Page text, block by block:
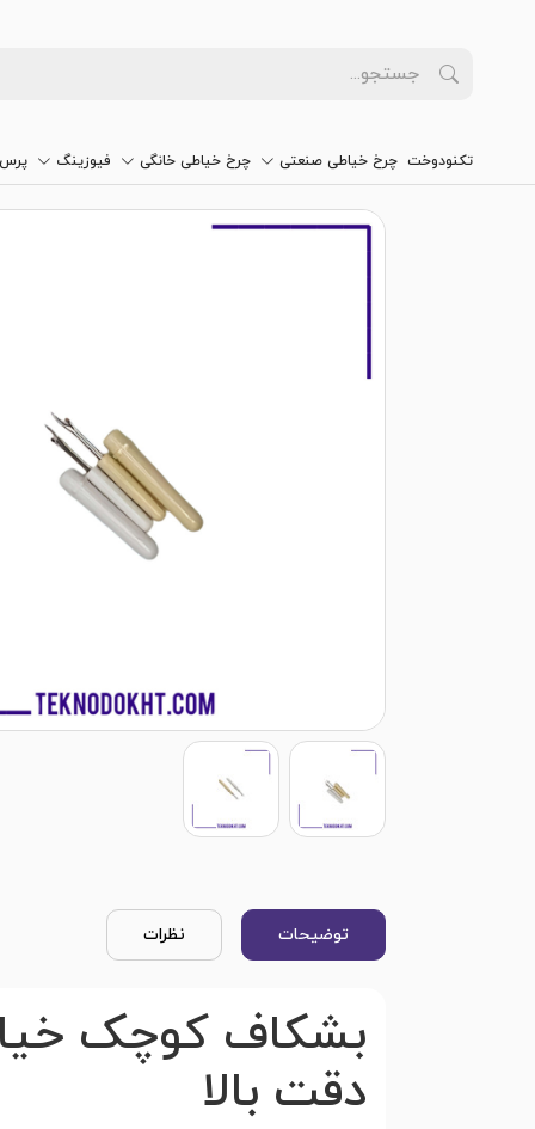
تکنودوخت چرخ خیاطی صنعتی چرخ خیاطی خانگی فیوزینگ
توضیحات نظرات
بشکاف کوچک
دقت بالا